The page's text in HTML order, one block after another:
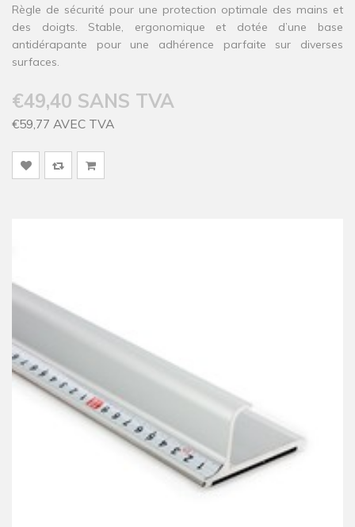
Règle de sécurité pour une protection optimale des mains et
des doigts. Stable, ergonomique et dotée d’une base
antidérapante pour une adhérence parfaite sur diverses
surfaces.
€49,40 SANS TVA
€59,77 AVEC TVA